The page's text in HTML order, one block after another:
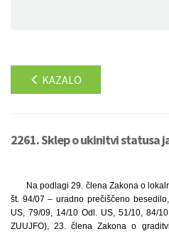
KAZALO
2261. Sklep o ukinitvi statusa
Na podlagi 29. člena Zakona o
št. 94/07 – uradno prečiščeno
US, 79/09, 14/10 Odl. US, 51/10, 84/
ZUUJFO), 23. člena Zakona o